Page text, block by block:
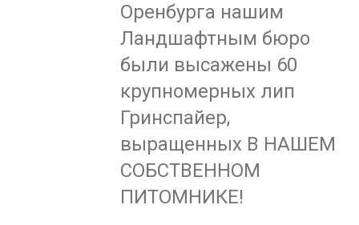
Оренбурга нашим
Ландшафтным бюро
были высажены 60
крупномерных лип
Гринспайер,
выращенных В НАШЕМ
СОБСТВЕННОМ
ПИТОМНИКЕ!